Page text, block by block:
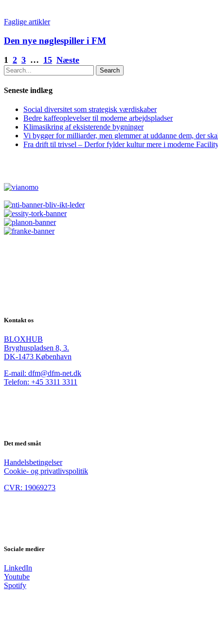
Faglige artikler
Den nye nøglespiller i FM
1 2 3 … 15 Næste
Search
Seneste indlæg
Social diversitet som strategisk værdiskaber
Bedre kaffeoplevelser til moderne arbejdspladser
Klimasikring af eksisterende bygninger
Vi bygger for milliarder, men glemmer at uddanne dem, der
Fra drift til trivsel – Derfor fylder kultur mere i moderne
Kontakt os
BLOXHUB
Bryghuspladsen 8, 3.
DK-1473 København
E-mail: dfm@dfm-net.dk
Telefon: +45 3311 3311
Det med småt
Handelsbetingelser
Cookie- og privatlivspolitik
CVR: 19069273
Sociale medier
LinkedIn
Youtube
Spotify